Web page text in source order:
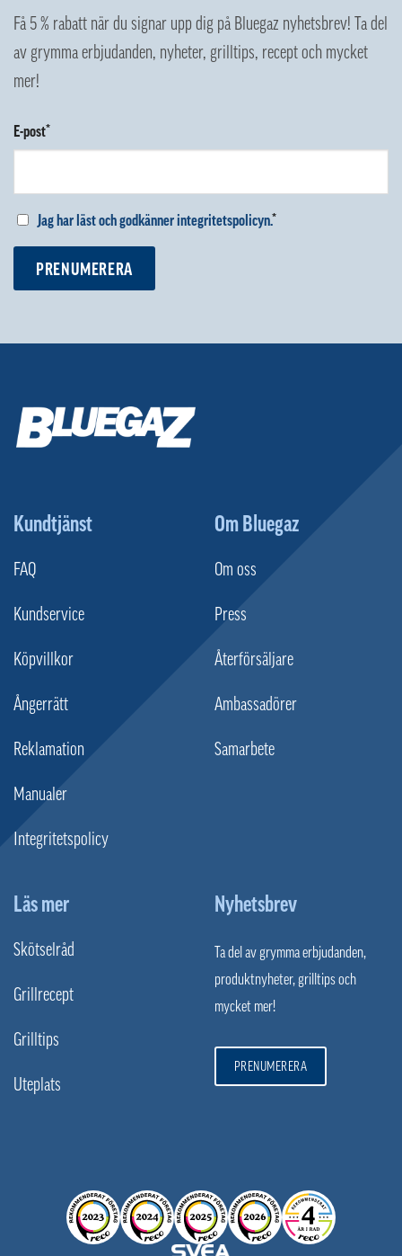
Få 5 % rabatt när du signar upp dig på Bluegaz nyhetsbrev! Ta del
av grymma erbjudanden, nyheter, grilltips, recept och mycket
mer!
E-post*
Jag har läst och godkänner integritetspolicyn.*
PRENUMERERA
Kundtjänst
FAQ
Kundservice
Köpvillkor
Ångerrätt
Reklamation
Manualer
Integritetspolicy
Om Bluegaz
Om oss
Press
Återförsäljare
Ambassadörer
Samarbete
Läs mer
Skötselråd
Grillrecept
Grilltips
Uteplats
Nyhetsbrev
Ta del av grymma erbjudanden,
produktnyheter, grilltips och
mycket mer!
PRENUMERERA